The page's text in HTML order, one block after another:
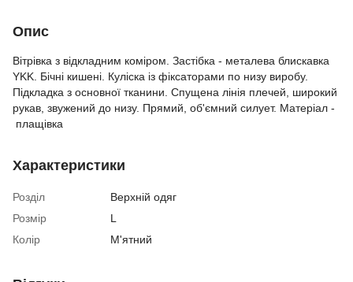
Опис
Вітрівка з відкладним коміром. Застібка - металева блискавка
YKK. Бічні кишені. Куліска із фіксаторами по низу виробу.
Підкладка з основної тканини. Спущена лінія плечей, широкий
рукав, звужений до низу. Прямий, об'ємний силует. Матеріал -
плащівка
Характеристики
Розділ
Верхній одяг
Розмір
L
Колір
М'ятний